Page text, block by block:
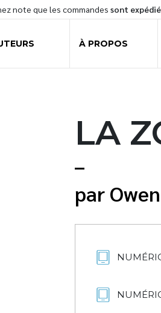
note que les commandes sont
À PROPOS
LA